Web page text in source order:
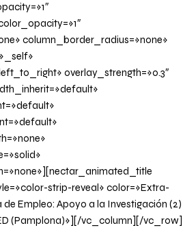
column_border_radius=»none»
overlay_strength=»0.3″
strip-reveal» color=»Extra-
Empleo: Apoyo a la Investigación (2)
(Pamplona)»][/vc_column][/vc_row]